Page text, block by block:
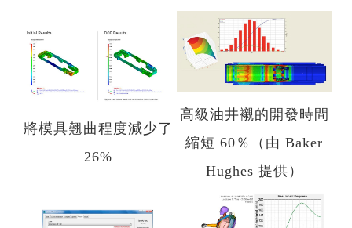
將模具翹曲程度減少了
26%
高級油井襯的開發時間
縮短 60％（由 Baker
Hughes 提供）